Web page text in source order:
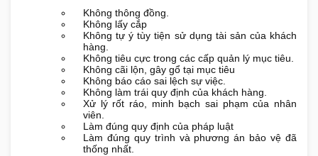
Không thông đồng.
Không lấy cắp
Không tự ý tùy tiện sử dụng tài sản của khách
hàng.
Không tiêu cực trong các cấp quản lý mục tiêu.
Không cãi lộn, gây gổ tại mục tiêu
Không báo cáo sai lệch sự việc.
Không làm trái quy định của khách hàng.
Xử lý rốt ráo, minh bạch sai phạm của nhân
viên.
Làm đúng quy định của pháp luật
Làm đúng quy trình và phương án bảo vệ đã
thống nhất.